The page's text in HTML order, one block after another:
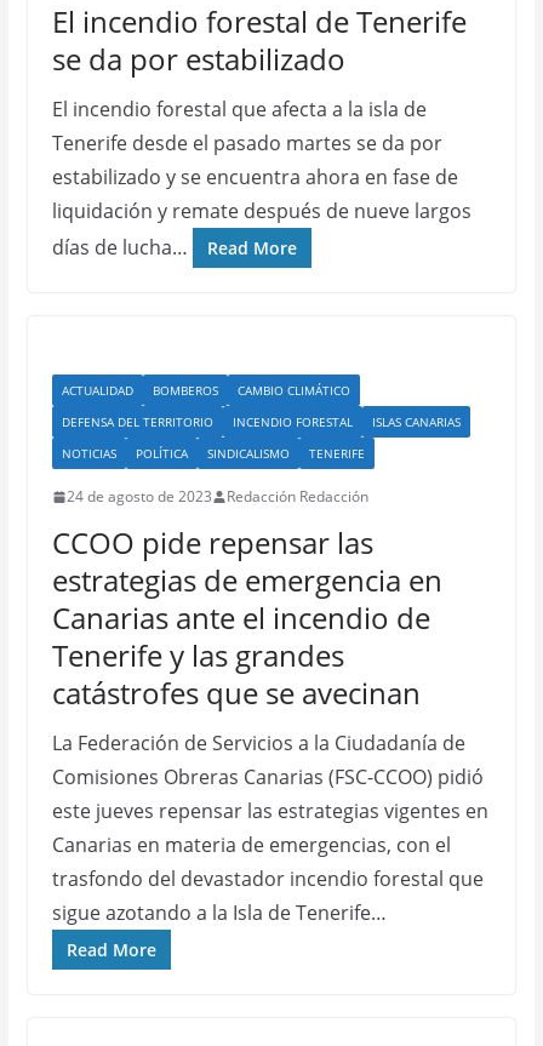
El incendio forestal de Tenerife
se da por estabilizado
El incendio forestal que afecta a la isla de
Tenerife desde el pasado martes se da por
estabilizado y se encuentra ahora en fase de
liquidación y remate después de nueve largos
días de lucha…
Read More
ACTUALIDAD BOMBEROS
CAMBIO CLIMÁTICO
DEFENSA DEL TERRITORIO
INCENDIO FORESTAL
ISLAS CANARIAS
NOTICIAS
POLÍTICA SINDICALISMO TENERIFE
24 de agosto de 2023 Redacción Redacción
CCOO pide repensar las
estrategias de emergencia en
Canarias ante el incendio de
Tenerife y las grandes
catástrofes que se avecinan
La Federación de Servicios a la Ciudadanía de
Comisiones Obreras Canarias (FSC-CCOO) pidió
este jueves repensar las estrategias vigentes en
Canarias en materia de emergencias, con el
trasfondo del devastador incendio forestal que
sigue azotando a la Isla de Tenerife…
Read More